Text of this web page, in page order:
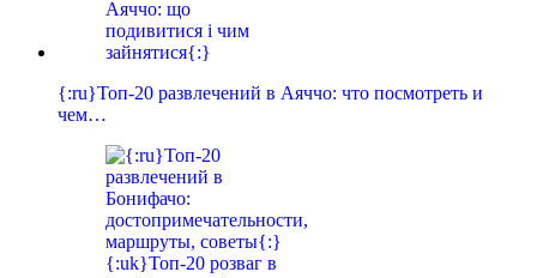
{:ru}Топ-20 развлечений в Аяччо: что посмотреть и
чем…